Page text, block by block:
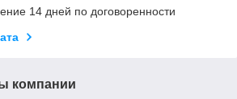
14 дней по договоренности
компании